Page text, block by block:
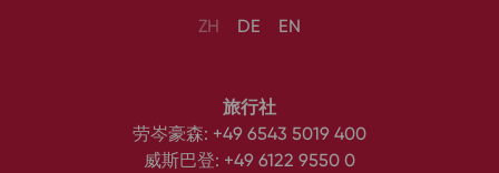
ZH DE EN
旅行社
劳岑豪森: +49 6543 5019 400
威斯巴登: +49 6122 9550 0